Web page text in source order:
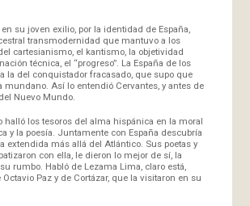
su joven exilio, por la identidad de España,
transmodernidad que mantuvo a los
cartesianismo, el kantismo, la objetividad
técnica, el “progreso”. La España de los
la del conquistador fracasado, que supo que
mundano. Así lo entendió Cervantes, y antes de
Nuevo Mundo.
halló los tesoros del alma hispánica en la moral
y la poesía. Juntamente con España descubría
extendida más allá del Atlántico. Sus poetas y
con ella, le dieron lo mejor de sí, la
rumbo. Habló de Lezama Lima, claro está,
Paz y de Cortázar, que la visitaron en su